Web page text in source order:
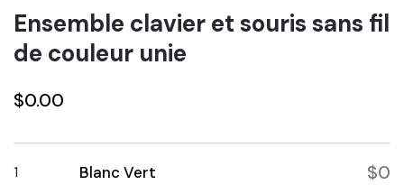
Ensemble clavier et souris sans fil
de couleur unie
$0.00
1 Blanc Vert $0